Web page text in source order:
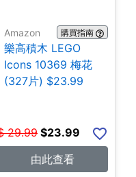
Amazon 購買指南
樂高積木 LEGO
Icons 10369 梅花
(327片) $23.99
29.99 $23.99
由此查看